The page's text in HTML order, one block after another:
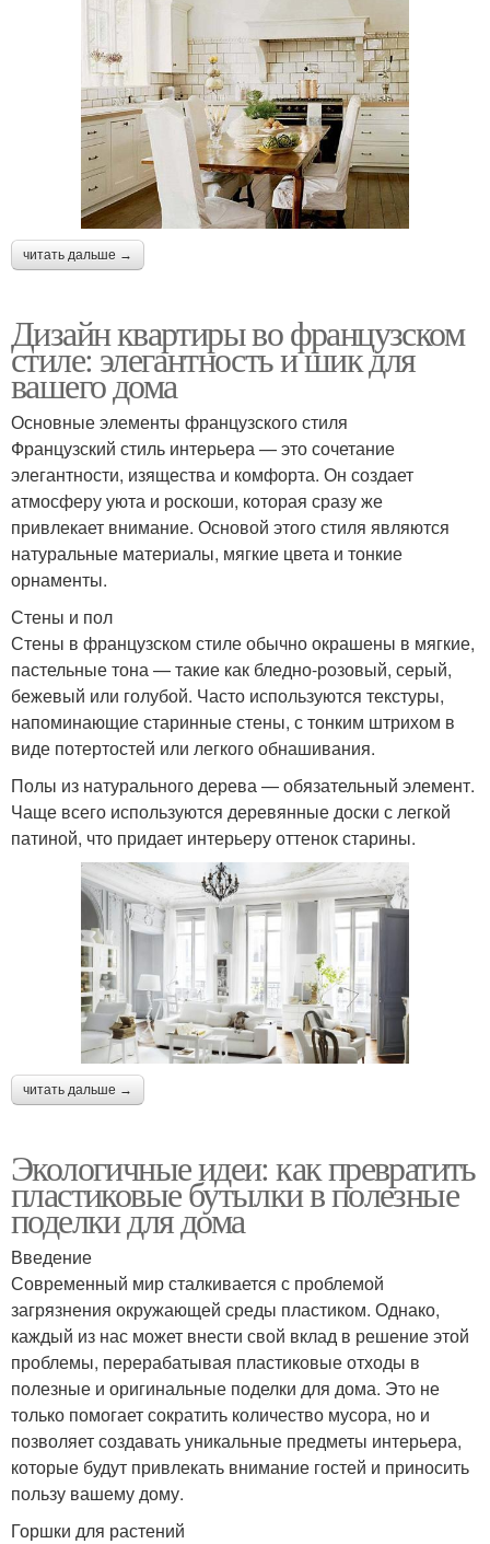
читать дальше →
Дизайн квартиры во французском
стиле: элегантность и шик для
вашего дома
Основные элементы французского стиля
Французский стиль интерьера — это сочетание
элегантности, изящества и комфорта. Он создает
атмосферу уюта и роскоши, которая сразу же
привлекает внимание. Основой этого стиля являются
натуральные материалы, мягкие цвета и тонкие
орнаменты.
Стены и пол
Стены в французском стиле обычно окрашены в мягкие,
пастельные тона — такие как бледно-розовый, серый,
бежевый или голубой. Часто используются текстуры,
напоминающие старинные стены, с тонким штрихом в
виде потертостей или легкого обнашивания.
Полы из натурального дерева — обязательный элемент.
Чаще всего используются деревянные доски с легкой
патиной, что придает интерьеру оттенок старины.
читать дальше →
Экологичные идеи: как превратить
пластиковые бутылки в полезные
поделки для дома
Введение
Современный мир сталкивается с проблемой
загрязнения окружающей среды пластиком. Однако,
каждый из нас может внести свой вклад в решение этой
проблемы, перерабатывая пластиковые отходы в
полезные и оригинальные поделки для дома. Это не
только помогает сократить количество мусора, но и
позволяет создавать уникальные предметы интерьера,
которые будут привлекать внимание гостей и приносить
пользу вашему дому.
Горшки для растений